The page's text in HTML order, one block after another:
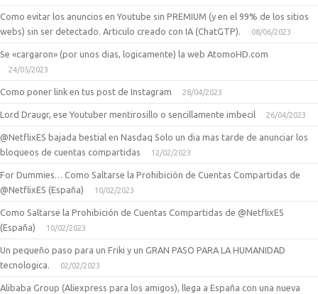
Como evitar los anuncios en Youtube sin PREMIUM (y en el 99% de los sitios
webs) sin ser detectado. Articulo creado con IA (ChatGTP).
08/06/2023
Se «cargaron» (por unos dias, logicamente) la web AtomoHD.com
24/05/2023
Como poner link en tus post de Instagram 28/04/2023
Lord Draugr, ese Youtuber mentirosillo o sencillamente imbecil 26/04/2023
@NetflixES bajada bestial en Nasdaq Solo un dia mas tarde de anunciar los
bloqueos de cuentas compartidas
12/02/2023
For Dummies… Como Saltarse la Prohibición de Cuentas Compartidas de
@NetflixES (España)
10/02/2023
Como Saltarse la Prohibición de Cuentas Compartidas de @NetflixES
(España)
10/02/2023
Un pequeño paso para un Friki y un GRAN PASO PARA LA HUMANIDAD
tecnologica.
02/02/2023
Alibaba Group (Aliexpress para los amigos), llega a España con una nueva